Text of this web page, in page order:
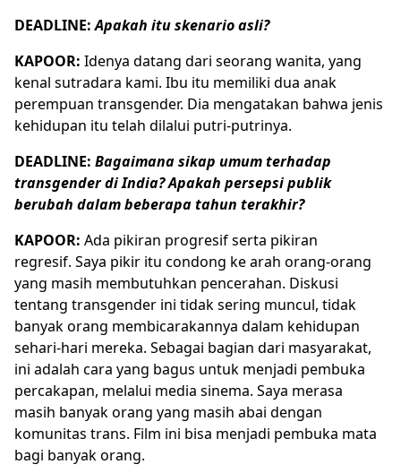
DEADLINE:Apakah itu skenario asli?
KAPOOR: Idenya datang dari seorang wanita, yang
kenal sutradara kami. Ibu itu memiliki dua anak
perempuan transgender. Dia mengatakan bahwa jenis
kehidupan itu telah dilalui putri-putrinya.
DEADLINE: Bagaimana sikap umum terhadap
transgender di India? Apakah persepsi publik
berubah dalam beberapa tahun terakhir?
KAPOOR: Ada pikiran progresif serta pikiran
regresif. Saya pikir itu condong ke arah orang-orang
yang masih membutuhkan pencerahan. Diskusi
tentang transgender ini tidak sering muncul, tidak
banyak orang membicarakannya dalam kehidupan
sehari-hari mereka. Sebagai bagian dari masyarakat,
ini adalah cara yang bagus untuk menjadi pembuka
percakapan, melalui media sinema. Saya merasa
masih banyak orang yang masih abai dengan
komunitas trans. Film ini bisa menjadi pembuka mata
bagi banyak orang.